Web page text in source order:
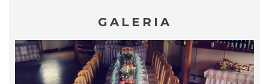
GALERIA